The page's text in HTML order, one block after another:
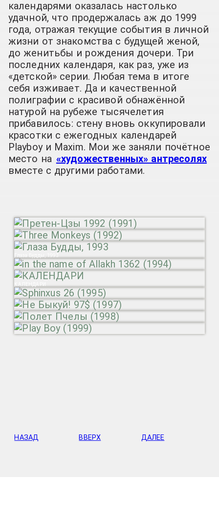
календарями оказалась настолько
удачной, что продержалась аж до 1999
года, отражая текущие события в личной
жизни от знакомства с будущей женой,
до женитьбы и рождения дочери. Три
последних календаря, как раз, уже из
«детской» серии. Любая тема в итоге
себя изживает. Да и качественной
полиграфии с красивой обнажённой
натурой на рубеже тысячелетия
прибавилось: стену вновь оккупировали
красотки с ежегодных календарей
Playboy и Maxim. Мои же заняли почётное
место на «художественных» антресолях
вместе с другими работами.
НАЗАД ВВЕРХ ДАЛЕЕ